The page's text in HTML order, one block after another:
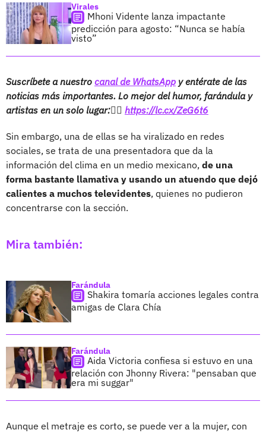
Virales
Mhoni Vidente lanza impactante
predicción para agosto: “Nunca se había
visto”
Suscríbete a nuestro canal de WhatsApp y entérate de las
noticias más importantes. Lo mejor del humor, farándula y
artistas en un solo lugar:👉🏻 https://lc.cx/ZeG6t6
Sin embargo, una de ellas se ha viralizado en redes
sociales, se trata de una presentadora que da la
información del clima en un medio mexicano, de una
forma bastante llamativa y usando un atuendo que dejó
calientes a muchos televidentes, quienes no pudieron
concentrarse con la sección.
Mira también:
Farándula
Shakira tomaría acciones legales contra
amigas de Clara Chía
Farándula
Aida Victoria confiesa si estuvo en una
relación con Jhonny Rivera: "pensaban que
era mi suggar"
Aunque el metraje es corto, se puede ver a la mujer, con